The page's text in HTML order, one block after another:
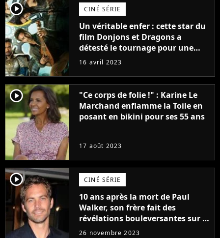
player2 CINÉ SÉRIE
Un véritable enfer : cette star du
film Donjons et Dragons a
détesté le tournage pour une
raison très spéciale
16 avril 2023
player2
"Ce corps de folie !" : Karine Le
Marchand enflamme la Toile en
posant en bikini pour ses 55 ans
17 août 2023
player2 CINÉ SÉRIE
10 ans après la mort de Paul
Walker, son frère fait des
révélations bouleversantes sur la
réaction des acteurs de Fast and
26 novembre 2023